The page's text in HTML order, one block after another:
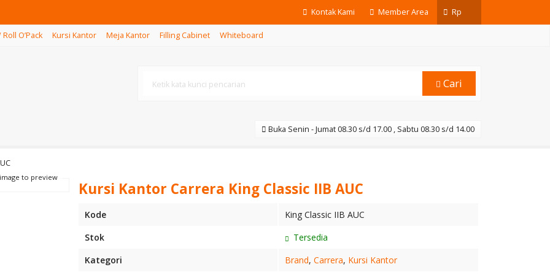
Kontak Kami Member Area Rp
O’Pack Kursi Kantor Meja Kantor Filling Cabinet Whiteboard
Cari
Buka Senin - Jumat 08.30 s/d 17.00 , Sabtu 08.30 s/d 14.00
to preview
Kursi Kantor Carrera King Classic IIB AUC
Kode
King Classic IIB AUC
Stok
Tersedia
Kategori
Brand, Carrera, Kursi Kantor